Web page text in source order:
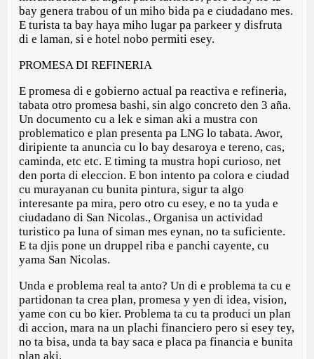
bay genera trabou of un miho bida pa e ciudadano mes.
E turista ta bay haya miho lugar pa parkeer y disfruta
di e laman, si e hotel nobo permiti esey.
PROMESA DI REFINERIA
E promesa di e gobierno actual pa reactiva e refineria,
tabata otro promesa bashi, sin algo concreto den 3 aña.
Un documento cu a lek e siman aki a mustra con
problematico e plan presenta pa LNG lo tabata. Awor,
diripiente ta anuncia cu lo bay desaroya e tereno, cas,
caminda, etc etc. E timing ta mustra hopi curioso, net
den porta di eleccion. E bon intento pa colora e ciudad
cu murayanan cu bunita pintura, sigur ta algo
interesante pa mira, pero otro cu esey, e no ta yuda e
ciudadano di San Nicolas., Organisa un actividad
turistico pa luna of siman mes eynan, no ta suficiente.
E ta djis pone un druppel riba e panchi cayente, cu
yama San Nicolas.
Unda e problema real ta anto? Un di e problema ta cu e
partidonan ta crea plan, promesa y yen di idea, vision,
yame con cu bo kier. Problema ta cu ta produci un plan
di accion, mara na un plachi financiero pero si esey tey,
no ta bisa, unda ta bay saca e placa pa financia e bunita
plan aki.